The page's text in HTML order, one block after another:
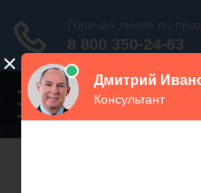
Переключатель
навигации